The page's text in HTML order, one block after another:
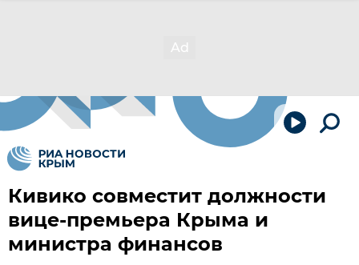
Кивико совместит должности
вице-премьера Крыма и
министра финансов